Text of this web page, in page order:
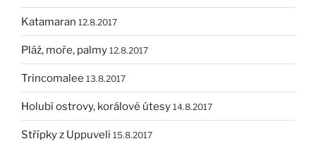
Katamaran 12.8.2017
Pláž, moře, palmy 12.8.2017
Trincomalee 13.8.2017
Holubí ostrovy, korálové útesy 14.8.2017
Střípky z Uppuveli 15.8.2017